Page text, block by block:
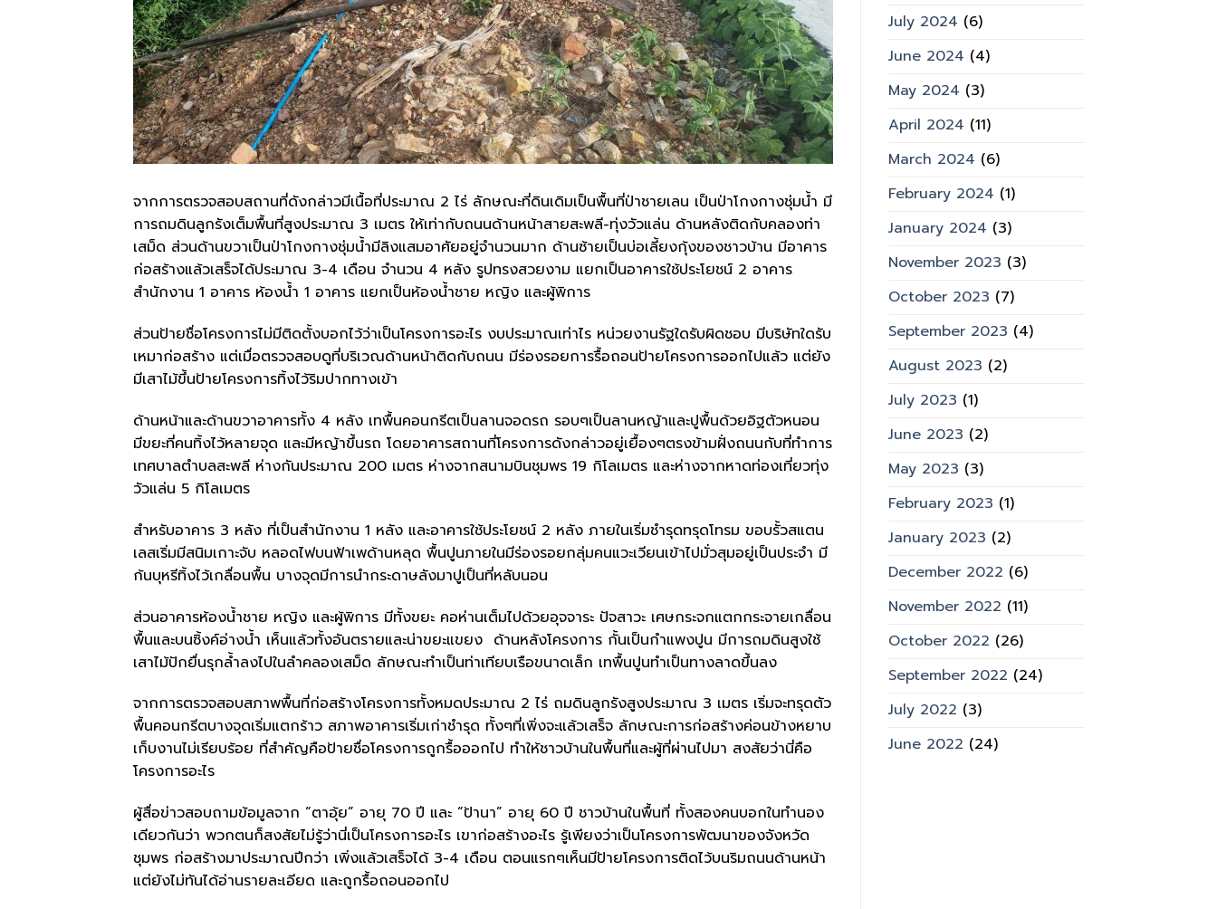
จากการตรวจสอบสถานที่ดังกล่าวมีเนื้อที่ประมาณ 2 ไร่ ลักษณะที่ดินเดิมเป็นพื้นที่ป่าชายเลน เป็นป่าโกงกางชุ่มน้ำ มี
การถมดินลูกรังเต็มพื้นที่สูงประมาณ 3 เมตร ให้เท่ากับถนนด้านหน้าสายสะพลี-ทุ่งวัวแล่น ด้านหลังติดกับคลองท่า
เสม็ด ส่วนด้านขวาเป็นป่าโกงกางชุ่มน้ำมีลิงแสมอาศัยอยู่จำนวนมาก ด้านซ้ายเป็นบ่อเลี้ยงกุ้งของชาวบ้าน มีอาคาร
ก่อสร้างแล้วเสร็จได้ประมาณ 3-4 เดือน จำนวน 4 หลัง รูปทรงสวยงาม แยกเป็นอาคารใช้ประโยชน์ 2 อาคาร
สำนักงาน 1 อาคาร ห้องน้ำ 1 อาคาร แยกเป็นห้องน้ำชาย หญิง และผู้พิการ
ส่วนป้ายชื่อโครงการไม่มีติดตั้งบอกไว้ว่าเป็นโครงการอะไร งบประมาณเท่าไร หน่วยงานรัฐใดรับผิดชอบ มีบริษัทใดรับ
เหมาก่อสร้าง แต่เมื่อตรวจสอบดูที่บริเวณด้านหน้าติดกับถนน มีร่องรอยการรื้อถอนป้ายโครงการออกไปแล้ว แต่ยัง
มีเสาไม้ขึ้นป้ายโครงการทิ้งไว้ริมปากทางเข้า
ด้านหน้าและด้านขวาอาคารทั้ง 4 หลัง เทพื้นคอนกรีตเป็นลานจอดรถ รอบๆเป็นลานหญ้าและปูพื้นด้วยอิฐตัวหนอน
มีขยะที่คนทิ้งไว้หลายจุด และมีหญ้าขึ้นรถ โดยอาคารสถานที่โครงการดังกล่าวอยู่เยื้องๆตรงข้ามฝั่งถนนกับที่ทำการ
เทศบาลตำบลสะพลี ห่างกันประมาณ 200 เมตร ห่างจากสนามบินชุมพร 19 กิโลเมตร และห่างจากหาดท่องเที่ยวทุ่ง
วัวแล่น 5 กิโลเมตร
สำหรับอาคาร 3 หลัง ที่เป็นสำนักงาน 1 หลัง และอาคารใช้ประโยชน์ 2 หลัง ภายในเริ่มชำรุดทรุดโทรม ขอบรั้วสแตน
เลสเริ่มมีสนิมเกาะจับ หลอดไฟบนฟ้าเพด้านหลุด พื้นปูนภายในมีร่องรอยกลุ่มคนแวะเวียนเข้าไปมั่วสุมอยู่เป็นประจำ มี
ก้นบุหรีทิ้งไว้เกลื่อนพื้น บางจุดมีการนำกระดาษลังมาปูเป็นที่หลับนอน
ส่วนอาคารห้องน้ำชาย หญิง และผู้พิการ มีทั้งขยะ คอห่านเต็มไปด้วยอุจจาระ ปัจสาวะ เศษกระจกแตกกระจายเกลื่อน
พื้นและบนซิ้งค์อ่างน้ำ เห็นแล้วทั้งอันตรายและน่าขยะแขยง ด้านหลังโครงการ กั้นเป็นกำแพงปูน มีการถมดินสูงใช้
เสาไม้ปักยื่นรุกล้ำลงไปในลำคลองเสม็ด ลักษณะทำเป็นท่าเทียบเรือขนาดเล็ก เทพื้นปูนทำเป็นทางลาดขึ้นลง
จากการตรวจสอบสภาพพื้นที่ก่อสร้างโครงการทั้งหมดประมาณ 2 ไร่ ถมดินลูกรังสูงประมาณ 3 เมตร เริ่มจะทรุดตัว
พื้นคอนกรีตบางจุดเริ่มแตกร้าว สภาพอาคารเริ่มเก่าชำรุด ทั้งๆที่เพิ่งจะแล้วเสร็จ ลักษณะการก่อสร้างค่อนข้างหยาบ
เก็บงานไม่เรียบร้อย ที่สำคัญคือป้ายชื่อโครงการถูกรื้อออกไป ทำให้ชาวบ้านในพื้นที่และผู้ที่ผ่านไปมา สงสัยว่านี่คือ
โครงการอะไร
ผู้สื่อข่าวสอบถามข้อมูลจาก “ตาอุ้ย” อายุ 70 ปี และ “ป้านา” อายุ 60 ปี ชาวบ้านในพื้นที่ ทั้งสองคนบอกในทำนอง
เดียวกันว่า พวกตนก็สงสัยไม่รู้ว่านี่เป็นโครงการอะไร เขาก่อสร้างอะไร รู้เพียงว่าเป็นโครงการพัฒนาของจังหวัด
ชุมพร ก่อสร้างมาประมาณปีกว่า เพิ่งแล้วเสร็จได้ 3-4 เดือน ตอนแรกๆเห็นมีป้ายโครงการติดไว้บนริมถนนด้านหน้า
แต่ยังไม่ทันได้อ่านรายละเอียด และถูกรื้อถอนออกไป
July 2024 (6)
June 2024 (4)
May 2024 (3)
April 2024 (11)
March 2024 (6)
February 2024 (1)
January 2024 (3)
November 2023 (3)
October 2023 (7)
September 2023 (4)
August 2023 (2)
July 2023 (1)
June 2023 (2)
May 2023 (3)
February 2023 (1)
January 2023 (2)
December 2022 (6)
November 2022 (11)
October 2022 (26)
September 2022 (24)
July 2022 (3)
June 2022 (24)